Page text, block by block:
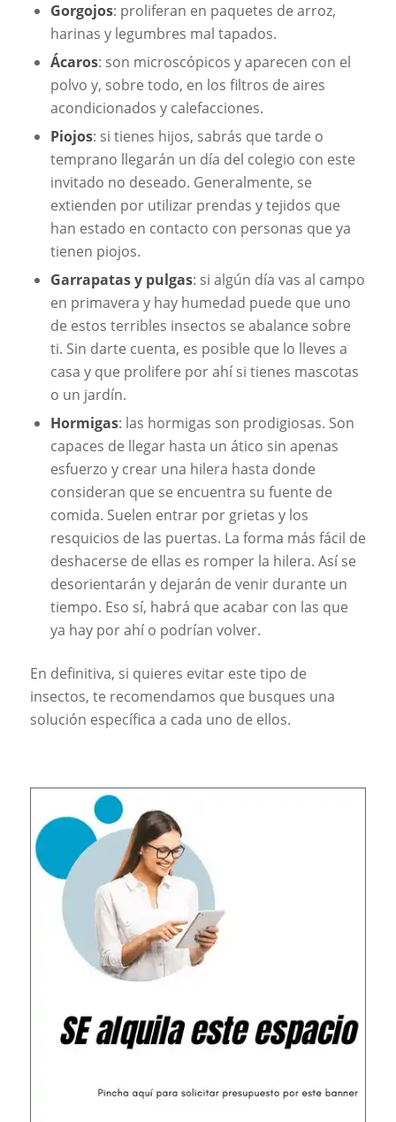
Gorgojos: proliferan en paquetes de arroz,
harinas y legumbres mal tapados.
Ácaros: son microscópicos y aparecen con el
polvo y, sobre todo, en los filtros de aires
acondicionados y calefacciones.
Piojos: si tienes hijos, sabrás que tarde o
temprano llegarán un día del colegio con este
invitado no deseado. Generalmente, se
extienden por utilizar prendas y tejidos que
han estado en contacto con personas que ya
tienen piojos.
Garrapatas y pulgas: si algún día vas al campo
en primavera y hay humedad puede que uno
de estos terribles insectos se abalance sobre
ti. Sin darte cuenta, es posible que lo lleves a
casa y que prolifere por ahí si tienes mascotas
o un jardín.
Hormigas: las hormigas son prodigiosas. Son
capaces de llegar hasta un ático sin apenas
esfuerzo y crear una hilera hasta donde
consideran que se encuentra su fuente de
comida. Suelen entrar por grietas y los
resquicios de las puertas. La forma más fácil de
deshacerse de ellas es romper la hilera. Así se
desorientarán y dejarán de venir durante un
tiempo. Eso sí, habrá que acabar con las que
ya hay por ahí o podrían volver.
En definitiva, si quieres evitar este tipo de
insectos, te recomendamos que busques una
solución específica a cada uno de ellos.